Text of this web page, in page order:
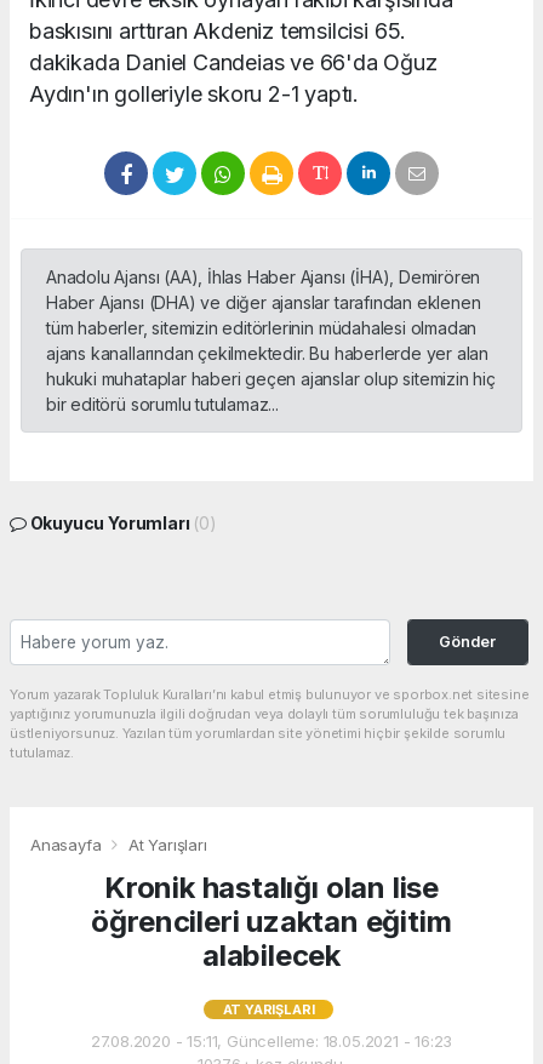
baskısını arttıran Akdeniz temsilcisi 65.
dakikada Daniel Candeias ve 66'da Oğuz
Aydın'ın golleriyle skoru 2-1 yaptı.
Anadolu Ajansı (AA), İhlas Haber Ajansı (İHA), Demirören
Haber Ajansı (DHA) ve diğer ajanslar tarafından eklenen
tüm haberler, sitemizin editörlerinin müdahalesi olmadan
ajans kanallarından çekilmektedir. Bu haberlerde yer alan
hukuki muhataplar haberi geçen ajanslar olup sitemizin hiç
bir editörü sorumlu tutulamaz...
Okuyucu Yorumları (0)
Gönder
Yorum yazarak Topluluk Kuralları’nı kabul etmiş bulunuyor ve sporbox.net sitesine
yaptığınız yorumunuzla ilgili doğrudan veya dolaylı tüm sorumluluğu tek başınıza
üstleniyorsunuz. Yazılan tüm yorumlardan site yönetimi hiçbir şekilde sorumlu
tutulamaz.
Anasayfa At Yarışları
Kronik hastalığı olan lise
öğrencileri uzaktan eğitim
alabilecek
AT YARIŞLARI
27.08.2020 - 15:11, Güncelleme: 18.05.2021 - 16:23